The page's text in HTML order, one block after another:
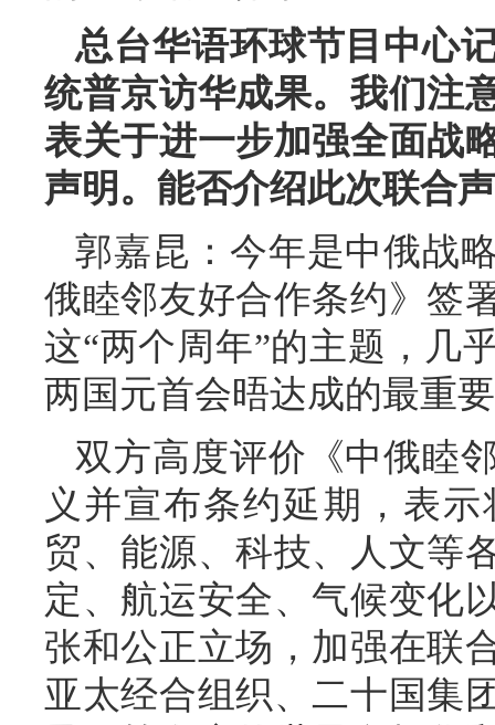
总台华语环球节目中心
统普京访华成果。我们注
表关于进一步加强全面战
声明。能否介绍此次联合
郭嘉昆：今年是中俄战
俄睦邻友好合作条约》签
这“两个周年”的主题，几
两国元首会晤达成的最重
双方高度评价《中俄睦
义并宣布条约延期，表
贸、能源、科技、人文等
定、航运安全、气候变化
张和公正立场，加强在联
亚太经合组织、二十国集